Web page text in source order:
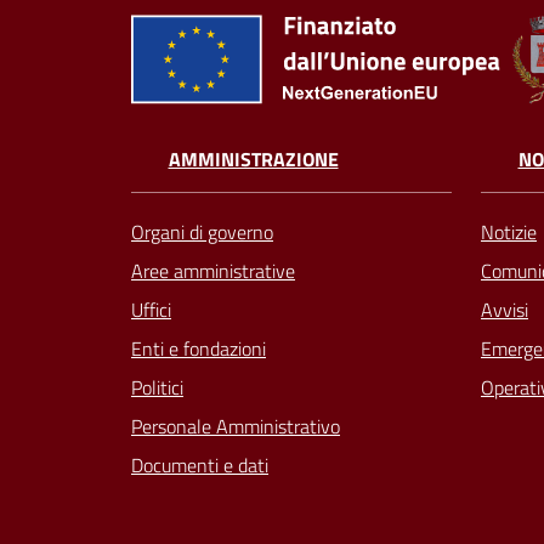
AMMINISTRAZIONE
Organi di governo
Aree amministrative
Uffici
Enti e fondazioni
Politici
Personale Amministrativo
Documenti e dati
Notizie
Avvisi